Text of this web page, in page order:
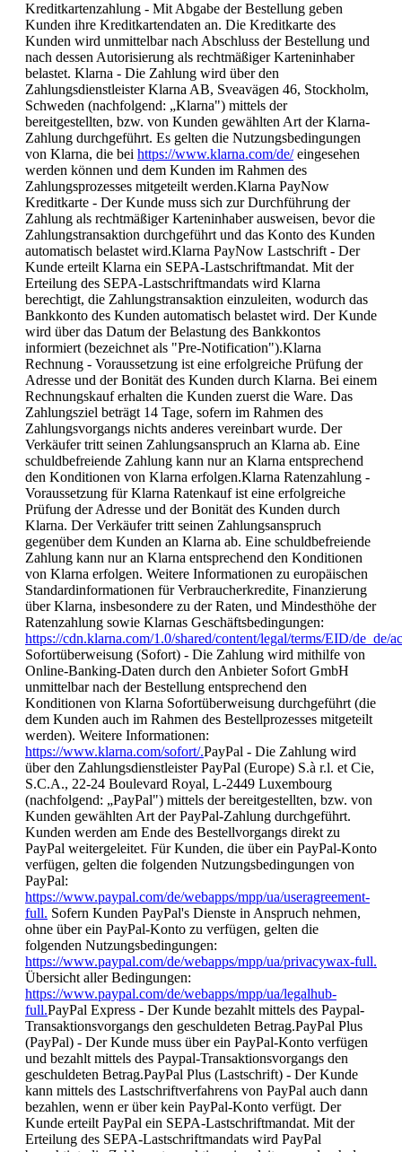
Kreditkartenzahlung - Mit Abgabe der Bestellung geben
Kunden ihre Kreditkartendaten an. Die Kreditkarte des
Kunden wird unmittelbar nach Abschluss der Bestellung und
nach dessen Autorisierung als rechtmäßiger Karteninhaber
belastet. Klarna - Die Zahlung wird über den
Zahlungsdienstleister Klarna AB, Sveavägen 46, Stockholm,
Schweden (nachfolgend: „Klarna") mittels der
bereitgestellten, bzw. von Kunden gewählten Art der Klarna-
Zahlung durchgeführt. Es gelten die Nutzungsbedingungen
von Klarna, die bei https://www.klarna.com/de/eingesehen
werden können und dem Kunden im Rahmen des
Zahlungsprozesses mitgeteilt werden.Klarna PayNow
Kreditkarte - Der Kunde muss sich zur Durchführung der
Zahlung als rechtmäßiger Karteninhaber ausweisen, bevor die
Zahlungstransaktion durchgeführt und das Konto des Kunden
automatisch belastet wird.Klarna PayNow Lastschrift - Der
Kunde erteilt Klarna ein SEPA-Lastschriftmandat. Mit der
Erteilung des SEPA-Lastschriftmandats wird Klarna
berechtigt, die Zahlungstransaktion einzuleiten, wodurch das
Bankkonto des Kunden automatisch belastet wird. Der Kunde
wird über das Datum der Belastung des Bankkontos
informiert (bezeichnet als "Pre-Notification").Klarna
Rechnung - Voraussetzung ist eine erfolgreiche Prüfung der
Adresse und der Bonität des Kunden durch Klarna. Bei einem
Rechnungskauf erhalten die Kunden zuerst die Ware. Das
Zahlungsziel beträgt 14 Tage, sofern im Rahmen des
Zahlungsvorgangs nichts anderes vereinbart wurde. Der
Verkäufer tritt seinen Zahlungsanspruch an Klarna ab. Eine
schuldbefreiende Zahlung kann nur an Klarna entsprechend
den Konditionen von Klarna erfolgen.Klarna Ratenzahlung -
Voraussetzung für Klarna Ratenkauf ist eine erfolgreiche
Prüfung der Adresse und der Bonität des Kunden durch
Klarna. Der Verkäufer tritt seinen Zahlungsanspruch
gegenüber dem Kunden an Klarna ab. Eine schuldbefreiende
Zahlung kann nur an Klarna entsprechend den Konditionen
von Klarna erfolgen. Weitere Informationen zu europäischen
Standardinformationen für Verbraucherkredite, Finanzierung
über Klarna, insbesondere zu der Raten, und Mindesthöhe der
Ratenzahlung sowie Klarnas Geschäftsbedingungen:
https://cdn.klarna.com/1.0/shared/content/legal/terms/EID/de_de/
Sofortüberweisung (Sofort) - Die Zahlung wird mithilfe von
Online-Banking-Daten durch den Anbieter Sofort GmbH
unmittelbar nach der Bestellung entsprechend den
Konditionen von Klarna Sofortüberweisung durchgeführt (die
dem Kunden auch im Rahmen des Bestellprozesses mitgeteilt
werden). Weitere Informationen:
https://www.klarna.com/sofort/.PayPal - Die Zahlung wird
über den Zahlungsdienstleister PayPal (Europe) S.à r.l. et Cie,
S.C.A., 22-24 Boulevard Royal, L-2449 Luxembourg
(nachfolgend: „PayPal") mittels der bereitgestellten, bzw. von
Kunden gewählten Art der PayPal-Zahlung durchgeführt.
Kunden werden am Ende des Bestellvorgangs direkt zu
PayPal weitergeleitet. Für Kunden, die über ein PayPal-Konto
verfügen, gelten die folgenden Nutzungsbedingungen von
PayPal:
https://www.paypal.com/de/webapps/mpp/ua/useragreement-
full. Sofern Kunden PayPal's Dienste in Anspruch nehmen,
ohne über ein PayPal-Konto zu verfügen, gelten die
folgenden Nutzungsbedingungen:
https://www.paypal.com/de/webapps/mpp/ua/privacywax-full.
Übersicht aller Bedingungen:
https://www.paypal.com/de/webapps/mpp/ua/legalhub-
full.PayPal Express - Der Kunde bezahlt mittels des Paypal-
Transaktionsvorgangs den geschuldeten Betrag.PayPal Plus
(PayPal) - Der Kunde muss über ein PayPal-Konto verfügen
und bezahlt mittels des Paypal-Transaktionsvorgangs den
geschuldeten Betrag.PayPal Plus (Lastschrift) - Der Kunde
kann mittels des Lastschriftverfahrens von PayPal auch dann
bezahlen, wenn er über kein PayPal-Konto verfügt. Der
Kunde erteilt PayPal ein SEPA-Lastschriftmandat. Mit der
Erteilung des SEPA-Lastschriftmandats wird PayPal